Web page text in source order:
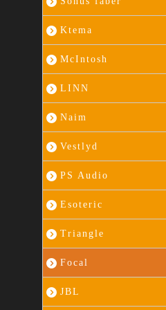
Ktema
McIntosh
LINN
Naim
Vestlyd
PS Audio
Esoteric
Triangle
Focal
JBL